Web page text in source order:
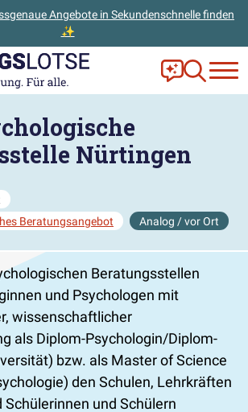
Angebote in Sekundenschnelle finden
✨
Seite springen
Frag Ella!
Zur
Nürtingen
Beratungsangebot
Analog / vor Ort
Beratungsstellen
und Psychologen mit
wissenschaftlicher
als Diplom-Psychologin/Diplom-
bzw. als Master of Science
den Schulen, Lehrkräften
Schülerinnen und Schülern